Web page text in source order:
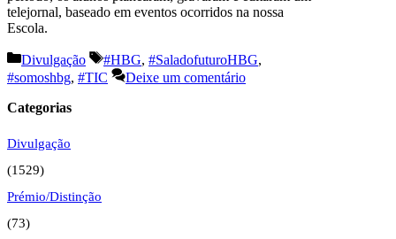
telejornal, baseado em eventos ocorridos na nossa
Escola.
Categorias
Divulgação Etiquetas
#HBG, #SaladofuturoHBG,
#somoshbg, #TIC
Deixe um comentário
Categorias
Divulgação
(1529)
Prémio/Distinção
(73)